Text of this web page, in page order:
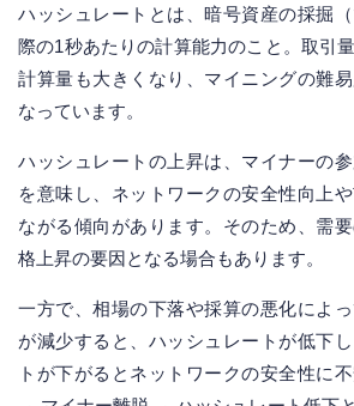
ハッシュレートとは、暗号資産の採掘
際の1秒あたりの計算能力のこと。取引
計算量も大きくなり、マイニングの難
なっています。
ハッシュレートの上昇は、マイナーの
を意味し、ネットワークの安全性向上
ながる傾向があります。そのため、需
格上昇の要因となる場合もあります。
一方で、相場の下落や採算の悪化によ
が減少すると、ハッシュレートが低下
トが下がるとネットワークの安全性に